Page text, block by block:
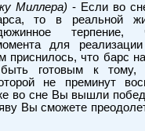
Миллера) - Если во
то в реальной
терпение,
для
приснилось, что барс
готовым к тому,
не преминут
во сне Вы вышли
Вы сможете